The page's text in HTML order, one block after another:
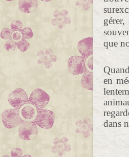
que
en
dans